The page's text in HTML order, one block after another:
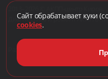
Диагностика и ремонт АКПП в
Сайт обрабатывает куки
cookies.